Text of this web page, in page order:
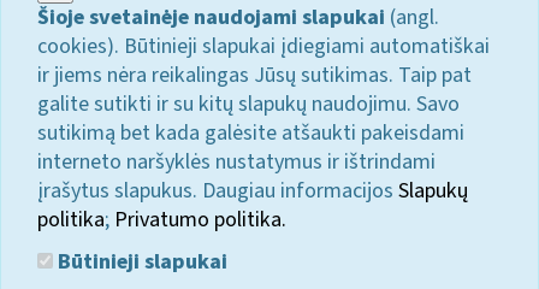
Šioje svetainėje naudojami slapukai (angl.
cookies). Būtinieji slapukai įdiegiami automatiškai
ir jiems nėra reikalingas Jūsų sutikimas. Taip pat
galite sutikti ir su kitų slapukų naudojimu. Savo
sutikimą bet kada galėsite atšaukti pakeisdami
interneto naršyklės nustatymus ir ištrindami
įrašytus slapukus. Daugiau informacijos Slapukų
politika; Privatumo politika.
Būtinieji slapukai